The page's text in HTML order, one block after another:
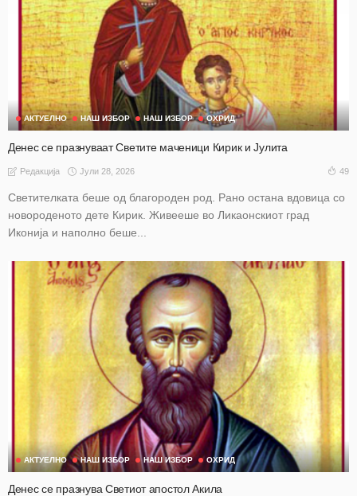
АКТУЕЛНО НАШ ИЗБОР НАШ ИЗБОР ОХРИД
Денес се празнуваат Светите маченици Кирик и Јулита
Редакција Јули 28, 2026 49
Светителката беше од благороден род. Рано остана вдовица со
новороденото дете Кирик. Живееше во Ликаонскиот град
Иконија и наполно беше...
АКТУЕЛНО НАШ ИЗБОР НАШ ИЗБОР ОХРИД
Денес се празнува Светиот апостол Акила